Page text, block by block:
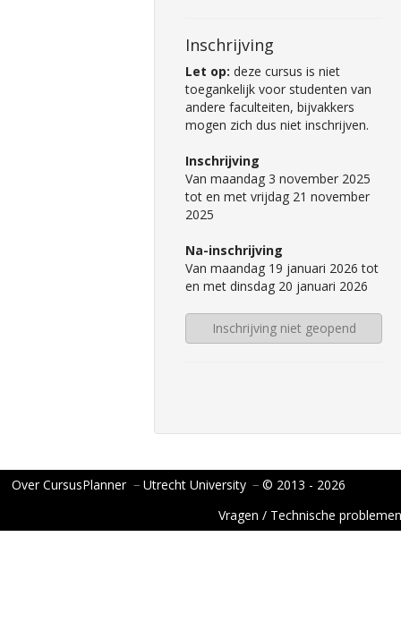
Inschrijving
Let op: deze cursus is niet
toegankelijk voor studenten van
andere faculteiten, bijvakkers
mogen zich dus niet inschrijven.
Inschrijving
Van maandag 3 november 2025
tot en met vrijdag 21 november
2025
Na-inschrijving
Van maandag 19 januari 2026 tot
en met dinsdag 20 januari 2026
Inschrijving niet geopend
Over CursusPlanner − Utrecht University − © 2013 - 2026
Vragen / Technische problemen